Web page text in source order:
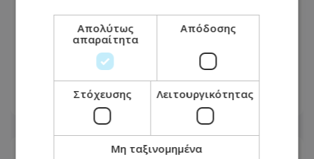
Ραγδαίες εξελίξεις με το σοβαρό
τροχαίο στη Λευκωσία - Χειροπέδες
στην σύζυγο του 27χρονου, κρίσιμες
ώρες για τον 16χρονο
07.08.2026 - 16:46
Απολύτως
απαραίτητα
Απόδοσης
Στόχευσης Λειτουργικότητας
Μη ταξινομημένα